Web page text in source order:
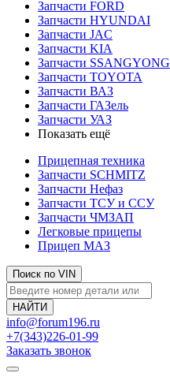
Запчасти FORD
Запчасти HYUNDAI
Запчасти JAC
Запчасти KIA
Запчасти SSANGYONG
Запчасти TOYOTA
Запчасти ВАЗ
Запчасти ГАЗель
Запчасти УАЗ
Показать ещё
Прицепная техника
Запчасти SCHMITZ
Запчасти Нефаз
Запчасти ТСУ и ССУ
Запчасти ЧМЗАП
Легковые прицепы
Прицеп МАЗ
Поиск по VIN
info@forum196.ru
+7(343)226-01-99
Заказать звонок